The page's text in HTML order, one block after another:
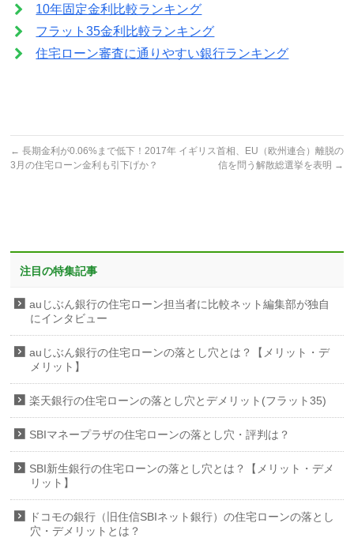
10年固定金利比較ランキング
フラット35金利比較ランキング
住宅ローン審査に通りやすい銀行ランキング
← 長期金利が0.06%まで低下！2017年
3月の住宅ローン金利も引下げか？
イギリス首相、EU（欧州連合）離脱の
信を問う解散総選挙を表明 →
注目の特集記事
auじぶん銀行の住宅ローン担当者に比較ネット編集部が独自
にインタビュー
auじぶん銀行の住宅ローンの落とし穴とは？【メリット・デ
メリット】
楽天銀行の住宅ローンの落とし穴とデメリット(フラット35)
SBIマネープラザの住宅ローンの落とし穴・評判は？
SBI新生銀行の住宅ローンの落とし穴とは？【メリット・デメ
リット】
ドコモの銀行（旧住信SBIネット銀行）の住宅ローンの落とし
穴・デメリットとは？